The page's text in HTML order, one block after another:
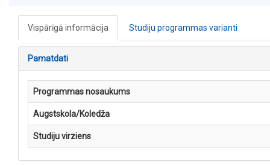
Vispārīgā informācija Studiju programmas varianti
Pamatdati
Programmas nosaukums
Augstskola/Koledža
Studiju virziens